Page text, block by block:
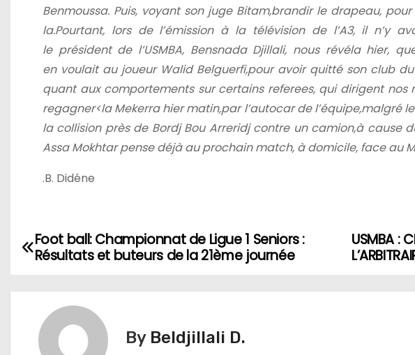
Benmoussa. Puis, voyant son juge Bitam,brandir le drapeau, pour
la.Pourtant, lors de l’émission à la télévision de l’A3, il n’y
le président de l’USMBA, Bensnada Djillali, nous révéla hier,
en voulait au joueur Walid Belguerfi,pour avoir quitté son club du
quant auxcomportements sur certains referees, qui dirigent nos
regagner<la Mekerra hier matin,par l’autocar de l’équipe,malgré
la collision près de BordjBou Arreridj contre un camion,à cause
Assa Mokhtarpense déjà au prochainmatch, à domicile, face au
.B. Didéne
N
USMBA :
Foot ball: Championnat de Ligue 1 Seniors :
Résultats et buteurs de la 21ème journée
By Beldjillali D.